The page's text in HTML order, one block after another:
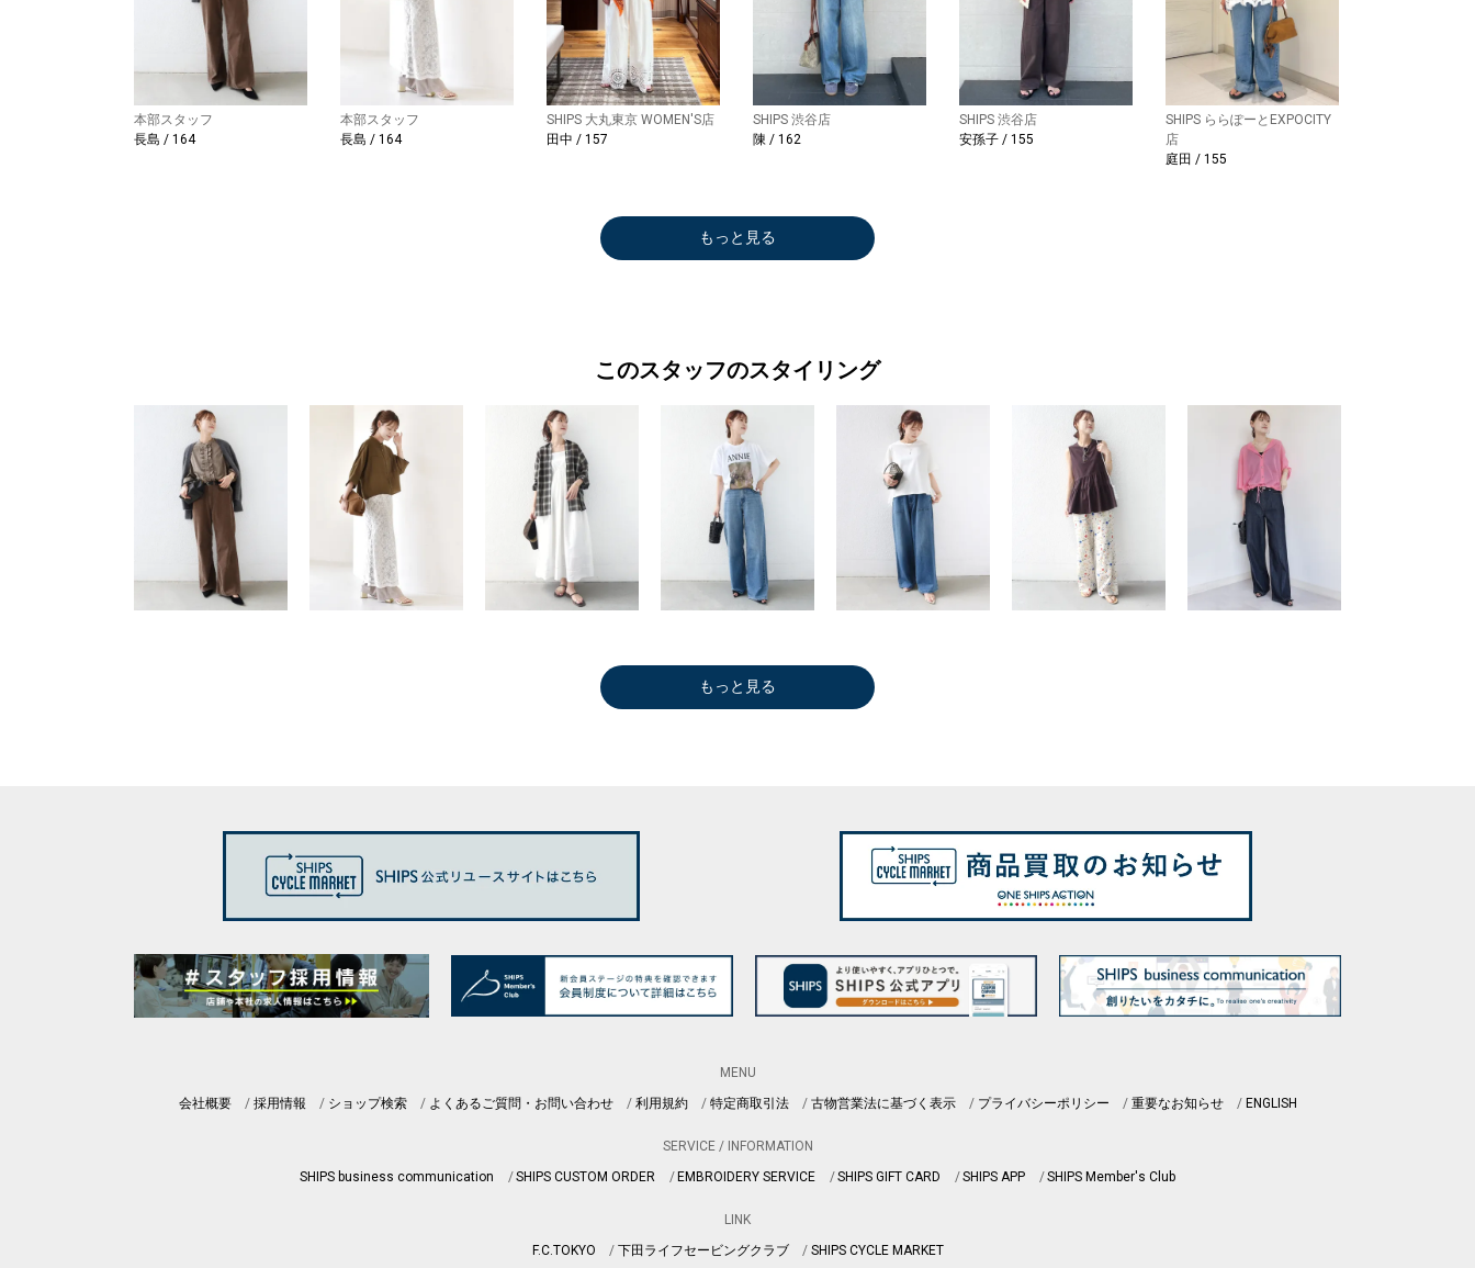
本部スタッフ
長島 / 164
本部スタッフ
長島 / 164
SHIPS 大丸東京 WOMEN'S店
田中 / 157
SHIPS 渋谷店
陳 / 162
SHIPS 渋谷店
安孫子 / 155
SHIPS ららぽーとEXPOCITY
店
庭田 / 155
もっと見る
このスタッフのスタイリング
もっと見る
MENU
会社概要
採用情報 ショップ検索 よくあるご質問・お問い合わせ 利用規約 特定商取引法 古物営業法に基づく表示 プライバシーポリシー 重要なお知らせ ENGLISH
SERVICE / INFORMATION
SHIPS business communication
SHIPS CUSTOM ORDER EMBROIDERY SERVICE SHIPS GIFT CARD SHIPS APP SHIPS Member's Club
LINK
F.C.TOKYO
下田ライフセービングクラブ SHIPS CYCLE MARKET